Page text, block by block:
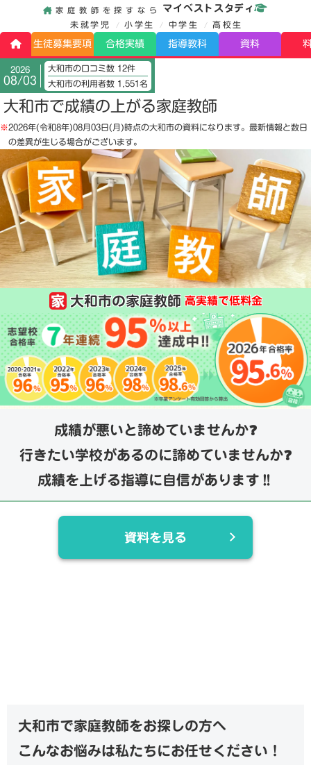
家庭教師を探すなら マイベストスタディ
未就学児 小学生 中学生 高校生
生徒募集要項 合格実績 指導教科 資料
2026
08/03
大和市の口コミ数 12件
大和市の利用者数 1,551名
大和市で成績の上がる家庭教師
※2026年(令和8年)08月03日(月)時点の大和市の資料になります。最新情報と数日
の差異が生じる場合がございます。
大和市の家庭教師 高実績で低料金
成績が悪いと諦めていませんか❓
行きたい学校があるのに諦めていませんか❓
成績を上げる指導に自信があります‼️
資料を見る
大和市で家庭教師をお探しの方へ
こんなお悩みは私たちにお任せください！